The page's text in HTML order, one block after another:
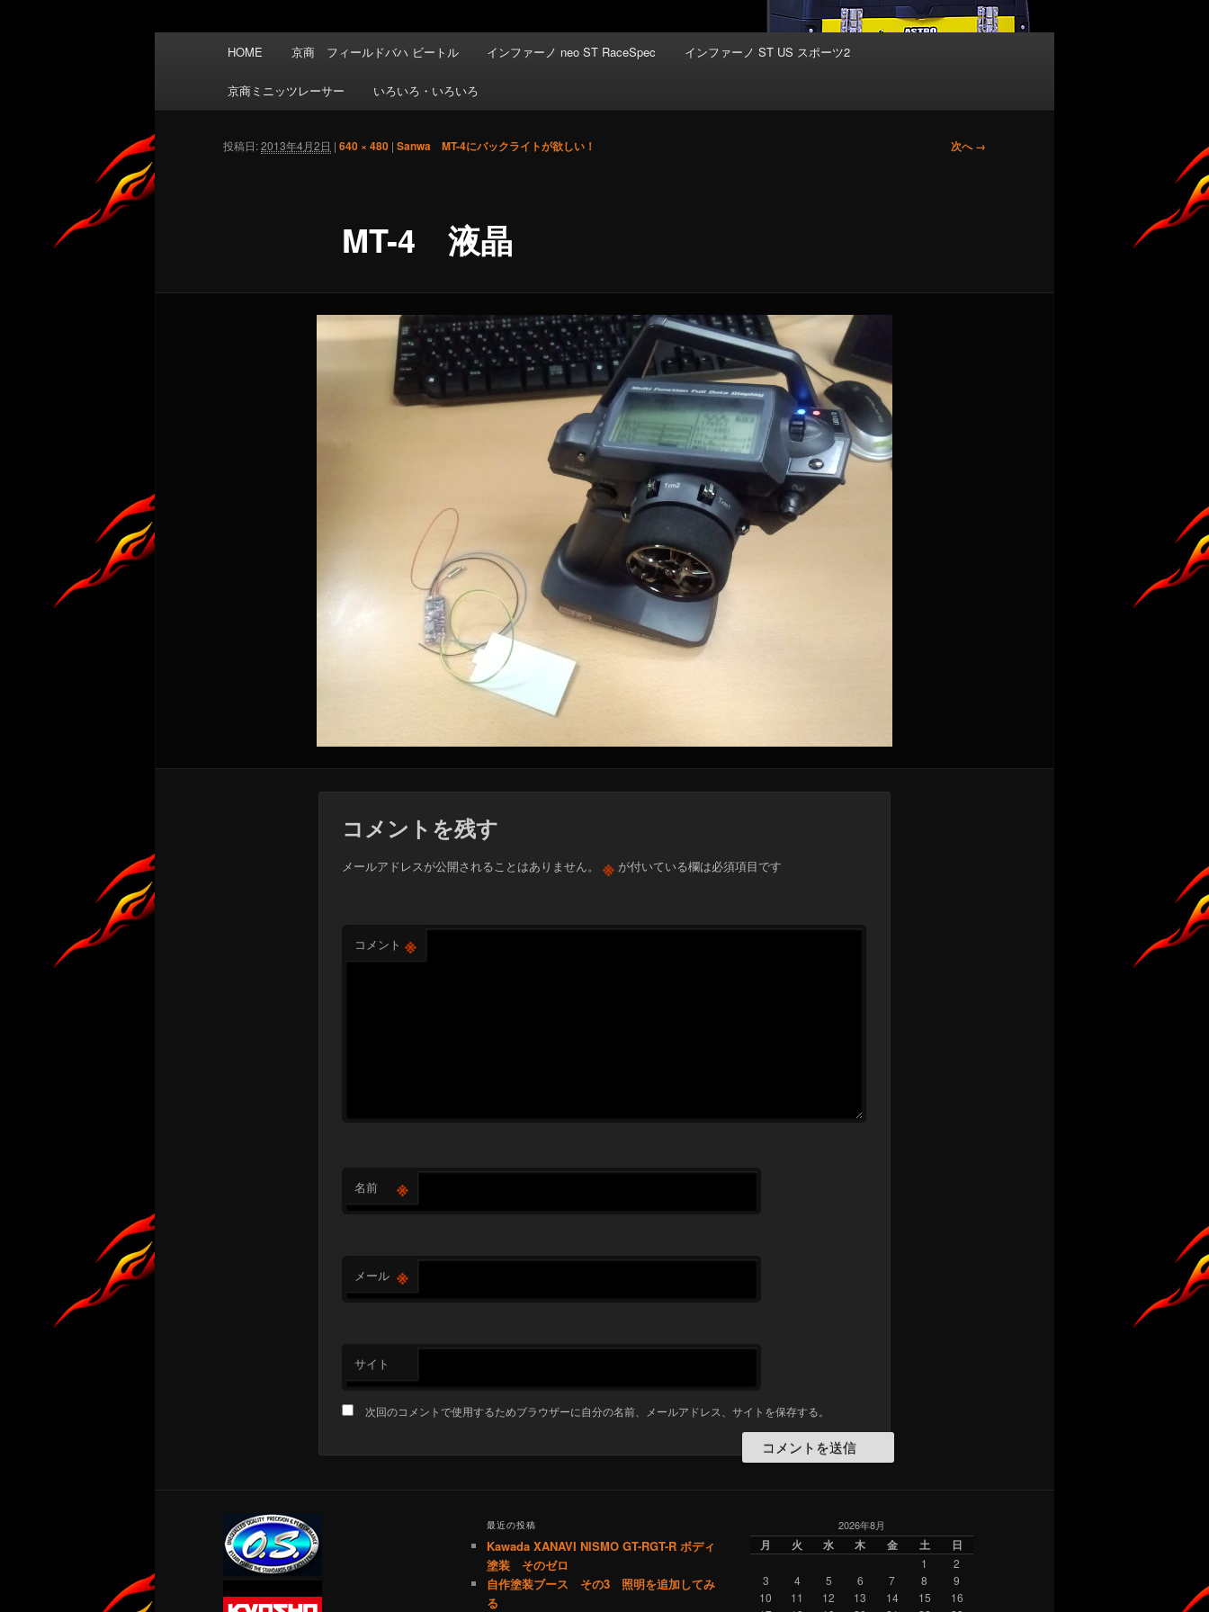
メ
HOME 京商 フィールドバハ ビートル インファーノ neo ST RaceSpec インファーノ ST US スポーツ2
京商ミニッツレーサー いろいろ・いろいろ
ョ
次へ →
MT-4 液晶
投稿日:2013年4月2日 | 640 × 480 | Sanwa MT-4にバックライトが欲しい！
コメントを残す
メールアドレスが公開されることはありません。 ※が付いている欄は必須項目です
コメント ※
名前 ※
メール ※
サイト
次回のコメントで使用するためブラウザーに自分の名前、メールアドレス、サイトを保存する。
最近の投稿
Kawada XANAVI NISMO GT-RGT-R ボディ
塗装 そのゼロ
自作塗装ブース その3 照明を追加してみ
る
2026年8月
月 火 水 木 金 土 日
1
2
3
4 5 6 7 8
9
10
11 12 13 14 15
16